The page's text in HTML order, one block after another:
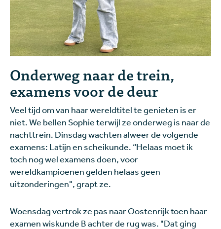
Onderweg naar de trein,
examens voor de deur
Veel tijd om van haar wereldtitel te genieten is er
niet. We bellen Sophie terwijl ze onderweg is naar de
nachttrein. Dinsdag wachten alweer de volgende
examens: Latijn en scheikunde. “Helaas moet ik
toch nog wel examens doen, voor
wereldkampioenen gelden helaas geen
uitzonderingen", grapt ze.
Woensdag vertrok ze pas naar Oostenrijk toen haar
examen wiskunde B achter de rug was. "Dat ging